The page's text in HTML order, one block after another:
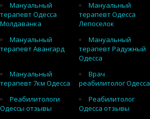
Мануальный
терапевт Одесса
Молдаванка
Мануальный
терапевт Одесса
Лепоселок
Мануальный
терапевт Авангард
Мануальный
терапевт Радужный
Одесса
Мануальный
терапевт 7км Одесса
Врач
реабилитолог Одесса
Реабилитологи
Одессы отзывы
Реабилитолог
Одесса отзывы